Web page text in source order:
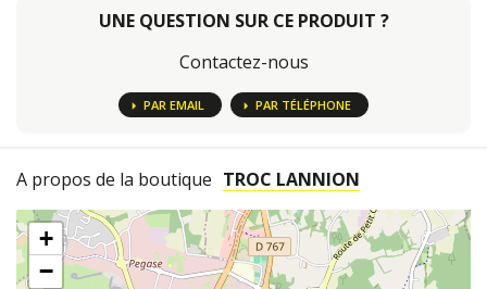
UNE QUESTION SUR CE PRODUIT ?
Contactez-nous
PAR EMAIL PAR TÉLÉPHONE
A propos de la boutique TROC LANNION
+
−